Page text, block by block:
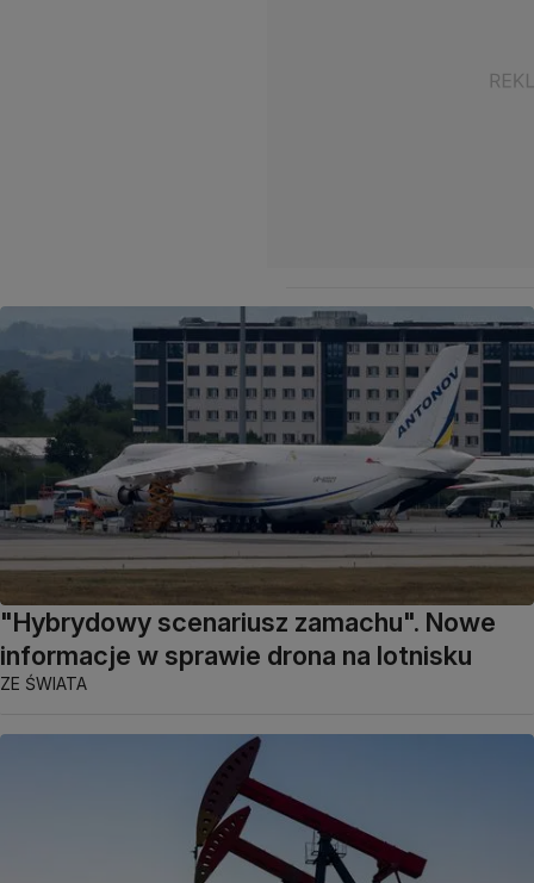
"Hybrydowy scenariusz zamachu". Nowe
informacje w sprawie drona na lotnisku
ZE ŚWIATA